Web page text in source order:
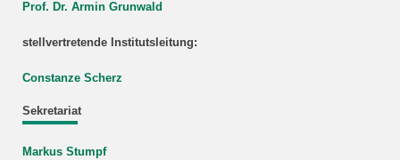
Prof. Dr. Armin Grunwald
stellvertretende Institutsleitung:
Constanze Scherz
Sekretariat
Markus Stumpf